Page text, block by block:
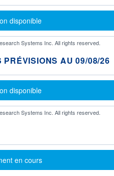
disponible
Systems Inc. All rights reserved.
PRÉVISIONS AU 09/08/26
disponible
Systems Inc. All rights reserved.
en cours